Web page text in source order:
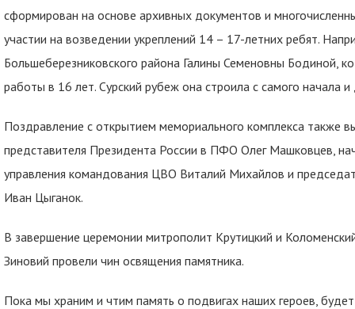
сформирован на основе архивных документов и
участии на возведении укреплений 14 – 17-летних ребят.
Большеберезниковского района Галины Семеновны Бодиной,
работы в 16 лет. Сурский рубеж она строила с самого начала
Поздравление с открытием мемориального комплекса также
представителя Президента России в ПФО Олег Машковцев,
управления командования ЦВО Виталий Михайлов и
Иван Цыганок.
В завершение церемонии митрополит Крутицкий и
Зиновий провели чин освящения памятника.
Пока мы храним и чтим память о подвигах наших героев,